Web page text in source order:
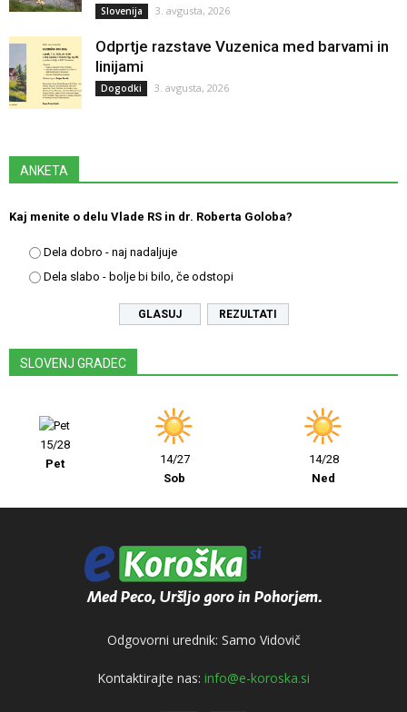
Slovenija 3. avgusta, 2026
Odprtje razstave Vuzenica med barvami in
linijami
Dogodki 3. avgusta, 2026
ANKETA
Kaj menite o delu Vlade RS in dr. Roberta Goloba?
Dela dobro - naj nadaljuje
Dela slabo - bolje bi bilo, če odstopi
REZULTATI
SLOVENJ GRADEC
15/28
Pet
14/27
Sob
14/28
Ned
Odgovorni urednik: Samo Vidovič
Kontaktirajte nas: info@e-koroska.si